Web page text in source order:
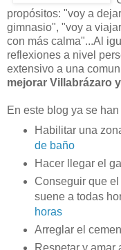
propósitos: "voy a
gimnasio", "voy a
con más calma"...Al
reflexiones a nivel
extensivo a una
mejorar Villabrázaro
En este blog ya se
Habilitar una
de baño
Hacer llegar el
Conseguir que
suene a todas
horas
Arreglar el
Respetar y amar